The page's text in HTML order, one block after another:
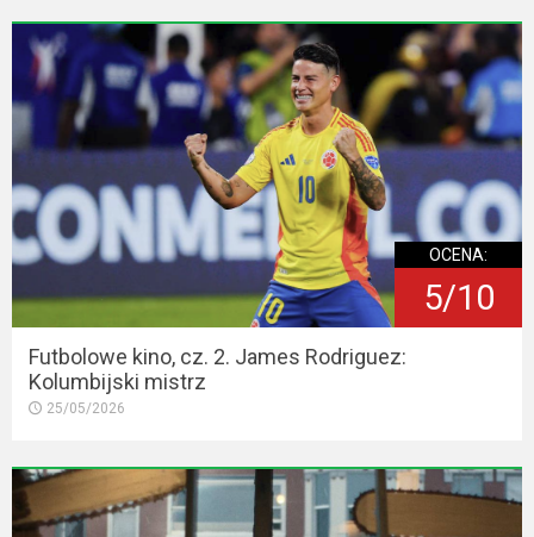
OCENA:
5/10
Futbolowe kino, cz. 2. James Rodriguez:
Kolumbijski mistrz
25/05/2026